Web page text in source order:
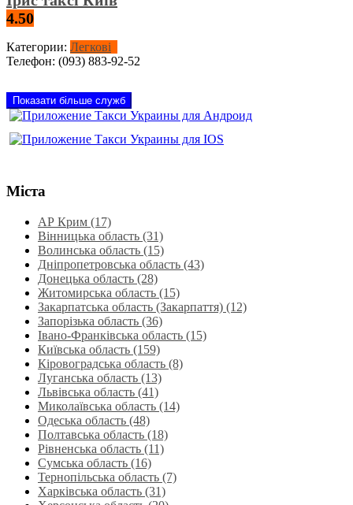
4.50
Категории: Легкові
Телефон: (093) 883-92-52
Показати більше служб
Міста
АР Крим (17)
Вінницька область (31)
Волинська область‎ (15)
Дніпропетровська область‎ (43)
Донецька область (28)
Житомирська область (15)
Закарпатська область (Закарпаття) (12)
Запорізька область (36)
Івано-Франківська область (15)
Київська область (159)
Кіровоградська область (8)
Луганська область‎ (13)
Львівська область‎ (41)
Миколаївська область‎ (14)
Одеська область‎ (48)
Полтавська область (18)
Рівненська область‎ (11)
Сумська область‎ (16)
Тернопільська область‎ (7)
Харківська область‎ (31)